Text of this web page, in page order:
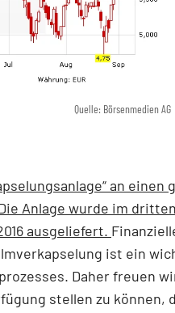
Quelle: Börsenmedien AG
an einen
Anlage wurde im
ausgeliefert.
ist ein
Daher freuen
stellen zu können,